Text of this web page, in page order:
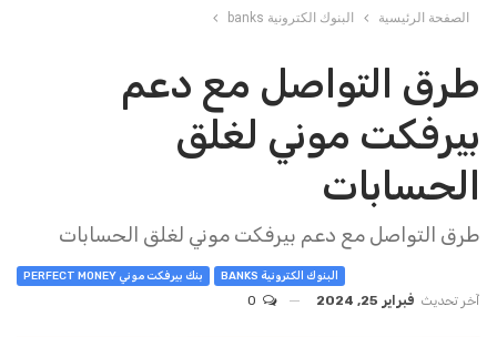
الصفحة الرئيسية البنوك الكترونية banks
طرق التواصل مع دعم
بيرفكت موني لغلق
الحسابات
طرق التواصل مع دعم بيرفكت موني لغلق الحسابات
البنوك الكترونية BANKS بنك بيرفكت موني PERFECT MONEY
آخر تحديث فبراير 25, 2024